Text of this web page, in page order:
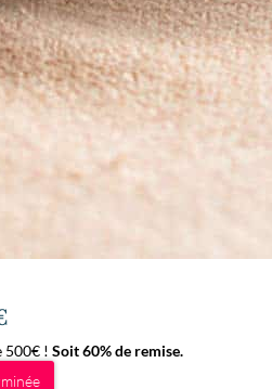
500€ ! Soit 60% de remise.